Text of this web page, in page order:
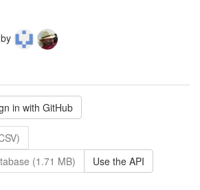
by
in with GitHub
(1.71 MB)
Use the API